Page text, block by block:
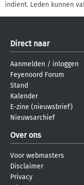
indient. Leden kunnen
Direct naar
Aanmelden / inloggen
Feyenoord Forum
Stand
Kalender
E-zine (nieuwsbrief)
Nieuwsarchief
Over ons
Voor webmasters
Disclaimer
Privacy